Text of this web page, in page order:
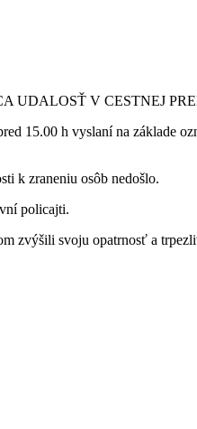
UDALOSŤ V CESTNEJ
15.00 h vyslaní na základe
k zraneniu osôb nedošlo.
policajti.
zvýšili svoju opatrnosť a